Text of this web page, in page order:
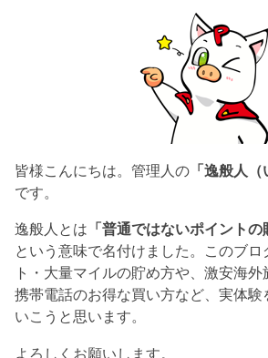
皆様こんにちは。管理人の 「逸般人
です。
逸般人とは 「普通ではないポイントの
という意味で名付けました。このブロ
ト・大量マイルの貯め方や、激安海外
携帯電話のお得な買い方など、実体験
いこうと思います。
よろしくお願いします。